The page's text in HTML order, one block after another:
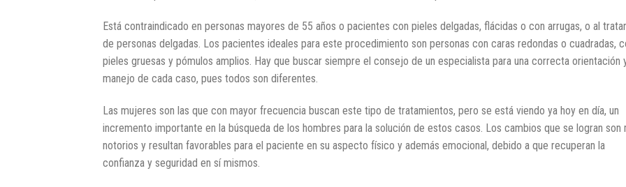
Está contraindicado en personas mayores de 55 años o pacientes con pieles delgadas, flácidas o con arrugas, o al
de personas delgadas. Los pacientes ideales para este procedimiento son personas con caras redondas o cuadradas,
pieles gruesas y pómulos amplios. Hay que buscar siempre el consejo de un especialista para una correcta orientación
manejo de cada caso, pues todos son diferentes.
Las mujeres son las que con mayor frecuencia buscan este tipo de tratamientos, pero se está viendo ya hoy en día, un
incremento importante en la búsqueda de los hombres para la solución de estos casos. Los cambios que se logran son
notorios y resultan favorables para el paciente en su aspecto físico y además emocional, debido a que recuperan la
confianza y seguridad en sí mismos.